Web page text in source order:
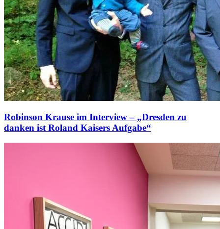
Robinson Krause im Interview – „Dresden zu
danken ist Roland Kaisers Aufgabe“